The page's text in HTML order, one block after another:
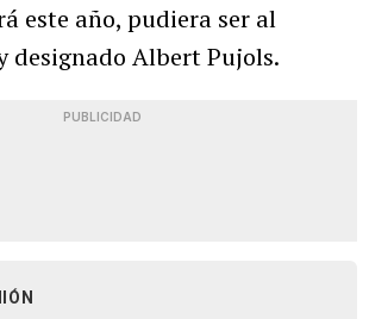
este año, pudiera ser al
designado Albert Pujols.
PUBLICIDAD